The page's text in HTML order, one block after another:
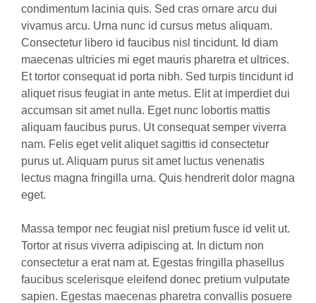
condimentum lacinia quis. Sed cras ornare arcu dui
vivamus arcu. Urna nunc id cursus metus aliquam.
Consectetur libero id faucibus nisl tincidunt. Id diam
maecenas ultricies mi eget mauris pharetra et ultrices.
Et tortor consequat id porta nibh. Sed turpis tincidunt id
aliquet risus feugiat in ante metus. Elit at imperdiet dui
accumsan sit amet nulla. Eget nunc lobortis mattis
aliquam faucibus purus. Ut consequat semper viverra
nam. Felis eget velit aliquet sagittis id consectetur
purus ut. Aliquam purus sit amet luctus venenatis
lectus magna fringilla urna. Quis hendrerit dolor magna
eget.
Massa tempor nec feugiat nisl pretium fusce id velit ut.
Tortor at risus viverra adipiscing at. In dictum non
consectetur a erat nam at. Egestas fringilla phasellus
faucibus scelerisque eleifend donec pretium vulputate
sapien. Egestas maecenas pharetra convallis posuere